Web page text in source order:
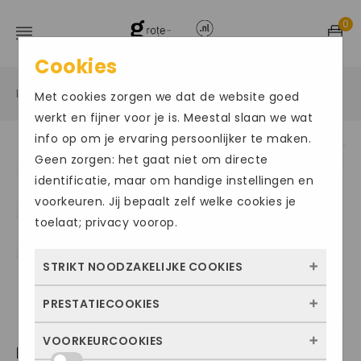
0
Home / Grote maten damesschoenen / Sneakers
DUREA330
Cookies
Met cookies zorgen we dat de website goed
werkt en fijner voor je is. Meestal slaan we wat
info op om je ervaring persoonlijker te maken.
Geen zorgen: het gaat niet om directe
identificatie, maar om handige instellingen en
voorkeuren. Jij bepaalt zelf welke cookies je
toelaat; privacy voorop.
STRIKT NOODZAKELIJKE COOKIES
Deze cookies zorgen ervoor dat de website
kunnen niet worden uitgezet. Meestal
PRESTATIECOOKIES
Met deze cookies zien we hoe vaak onze
VOORKEURCOOKIES